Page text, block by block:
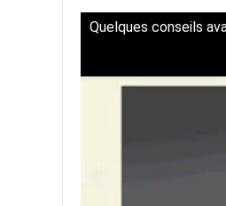
Quelques conseils